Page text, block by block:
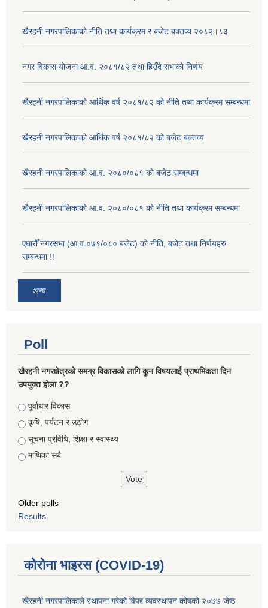
खैरहनी नगरपालिकाको नीति तथा कार्यक्रम र बजेट बक्तव्य २०८२।८३
नगर विकास योजना आ.व. २०८१/८२ तथा हिउँदे सभाको निर्णय
खैरहनी नगरपालिकाको आर्थिक वर्ष २०८१/८२ को नीति तथा कार्यक्रम सम्बन्धमा
खैरहनी नगरपालिकाको आर्थिक वर्ष २०८१/८२ को बजेट बक्तव्य
खैरहनी नगरपालिकाको आ.व. २०८०/०८१ को बजेट सम्बन्धमा
खैरहनी नगरपालिकाको आ.व. २०८०/०८१ को नीति तथा कार्यक्रम सम्बन्धमा
एघारौँ नगरसभा (आ.व.०७९/०८० बजेट) को नीति, बजेट तथा निर्णयहरु
सम्बन्धमा !!
अन्य
Poll
खैरहनी नगरक्षेत्रको समग्र विकासको लागि कुन विषयलाई प्राथमिकता दिन
उपयुक्त होला ??
Choices
पूर्वाधार विकास
कृषि, पर्यटन र उद्योग
सूचना प्रविधि, शिक्षा र स्वास्थ्य
माथिका सबै
Older polls
Results
कोरोना भाइरस (COVID-19)
खैरहनी नगरपालिकाले स्थापना गरेको विपद्द व्यवस्थापन कोषको २०७७ जेष्ठ